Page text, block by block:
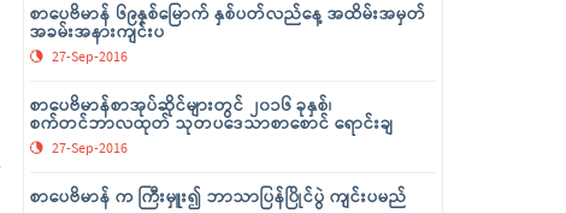
စာပေဗိမာန် ၆၉နှစ်မြောက် နှစ်ပတ်လည်နေ့ အထိမ်းအမှတ်
အခမ်းအနားကျင်းပ
27-Sep-2016
စာပေဗိမာန်စာအုပ်ဆိုင်များတွင် ၂၀၁၆ ခုနှစ်၊
စက်တင်ဘာလထုတ် သုတပဒေသာစာစောင် ရောင်းချ
27-Sep-2016
စာပေဗိမာန် က ကြီးမှူး၍ ဘာသာပြန်ပြိုင်ပွဲ ကျင်းပမည်